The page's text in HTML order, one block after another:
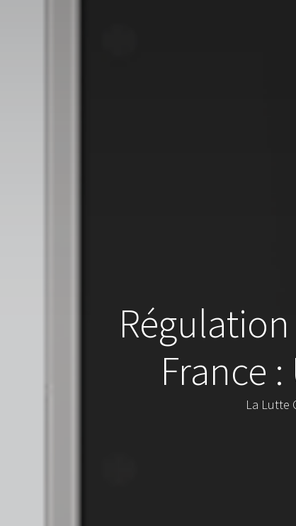
France
La Lutte